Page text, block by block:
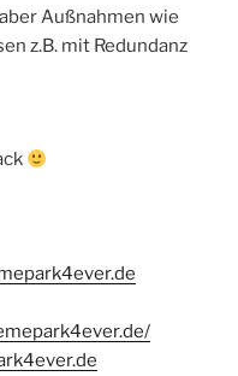
Außnahmen wie
z.B. mit Redundanz